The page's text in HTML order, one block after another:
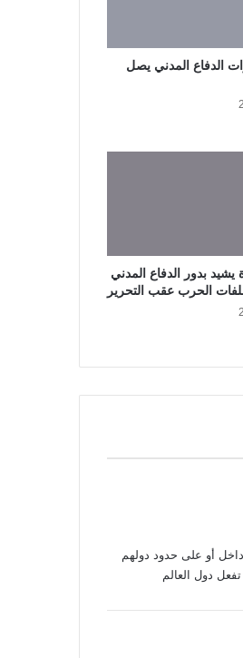
الدفاع المدني يصل
يشيد بدور الدفاع المدني
الحرب عقب التحرير
أو على حدود دولهم